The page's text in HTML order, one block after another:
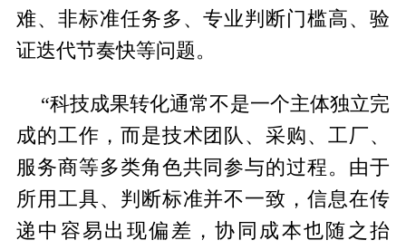
难、非标准任务多、专业判断门槛高、验
证迭代节奏快等问题。
“科技成果转化通常不是一个主体独立完
成的工作，而是技术团队、采购、工厂、
服务商等多类角色共同参与的过程。由于
所用工具、判断标准并不一致，信息在传
递中容易出现偏差，协同成本也随之抬